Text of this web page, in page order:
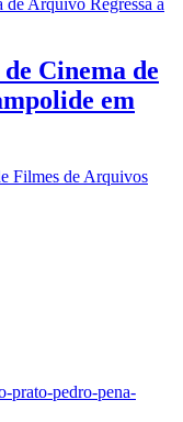
Cinema de
em
Filmes de Arquivos
prato-pedro-pena-